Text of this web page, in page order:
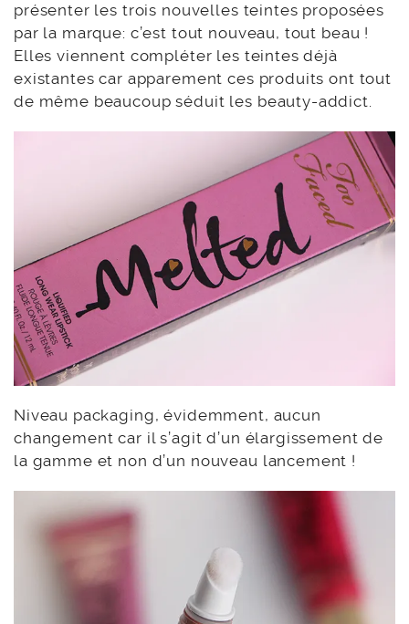
présenter les trois nouvelles teintes proposées
par la marque: c’est tout nouveau, tout beau !
Elles viennent compléter les teintes déjà
existantes car apparement ces produits ont tout
de même beaucoup séduit les beauty-addict.
Niveau packaging, évidemment, aucun
changement car il s’agit d’un élargissement de
la gamme et non d’un nouveau lancement !